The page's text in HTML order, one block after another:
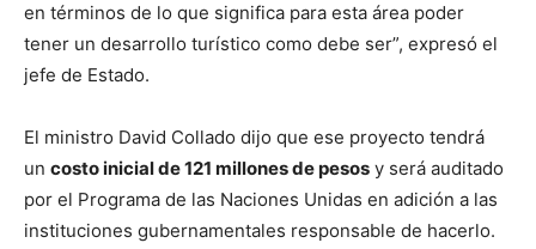
en términos de lo que significa para esta área poder
tener un desarrollo turístico como debe ser”, expresó el
jefe de Estado.
El ministro David Collado dijo que ese proyecto tendrá
un costo inicial de 121 millones de pesos y será auditado
por el Programa de las Naciones Unidas en adición a las
instituciones gubernamentales responsable de hacerlo.